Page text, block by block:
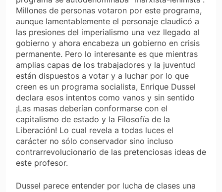
Millones de personas votaron por este programa,
aunque lamentablemente el personaje claudicó a
las presiones del imperialismo una vez llegado al
gobierno y ahora encabeza un gobierno en crisis
permanente. Pero lo interesante es que mientras
amplias capas de los trabajadores y la juventud
están dispuestos a votar y a luchar por lo que
creen es un programa socialista, Enrique Dussel
declara esos intentos como vanos y sin sentido
¡Las masas deberían conformarse con el
capitalismo de estado y la Filosofía de la
Liberación! Lo cual revela a todas luces el
carácter no sólo conservador sino incluso
contrarrevolucionario de las pretenciosas ideas de
este profesor.
Dussel parece entender por lucha de clases una